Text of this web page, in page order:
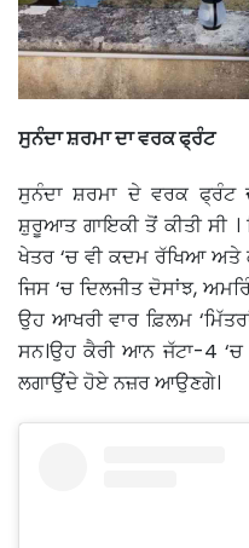
ਸੁਨੰਦਾ ਸ਼ਰਮਾ ਦਾ ਵਰਕ ਫ੍ਰੰਟ
ਸੁਨੰਦਾ ਸ਼ਰਮਾ ਦੇ ਵਰਕ ਫ੍ਰੰਟ
ਸ਼ੁਰੂਆਤ ਗਾਇਕੀ ਤੋਂ ਕੀਤੀ ਸੀ
ਖੇਤਰ ‘ਚ ਵੀ ਕਦਮ ਰੱਖਿਆ ਅਤੇ
ਜਿਸ ‘ਚ ਦਿਲਜੀਤ ਦੋਸਾਂਝ,
ਉਹ ਆਖਰੀ ਵਾਰ ਫ਼ਿਲਮ
ਸਨ।ਉਹ ਕੈਰੀ ਆਨ ਜੱਟਾ-4 ‘ਚ
ਲਗਾਉਂਦੇ ਹੋਏ ਨਜ਼ਰ ਆਉਣਗੇ।